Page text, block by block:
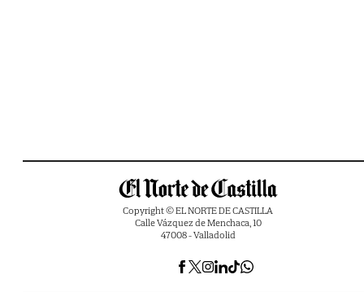
Copyright © EL NORTE DE CASTILLA
Calle Vázquez de Menchaca, 10
47008 - Valladolid